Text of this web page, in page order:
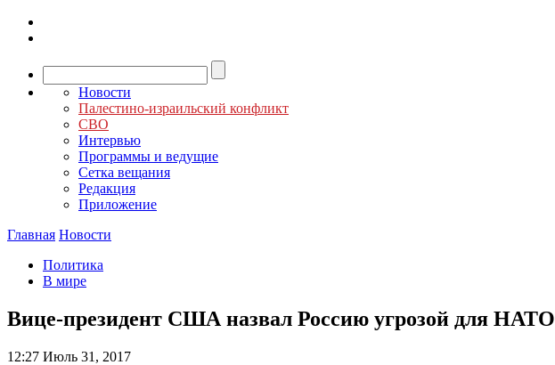
Новости
Палестино-израильский конфликт
СВО
Интервью
Программы и ведущие
Сетка вещания
Редакция
Приложение
Главная Новости
Политика
В мире
Вице-президент США назвал Россию угрозой для НАТО
12:27 Июль 31, 2017